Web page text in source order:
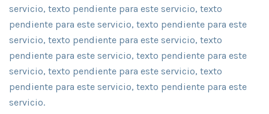
servicio, texto pendiente para este servicio, texto
pendiente para este servicio, texto pendiente para este
servicio, texto pendiente para este servicio, texto
pendiente para este servicio, texto pendiente para este
servicio, texto pendiente para este servicio, texto
pendiente para este servicio, texto pendiente para este
servicio.